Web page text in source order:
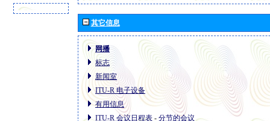
其它信息
网播
标志
新闻室
ITU-R 电子设备
有用信息
ITU-R 会议日程表 - 分节的会议